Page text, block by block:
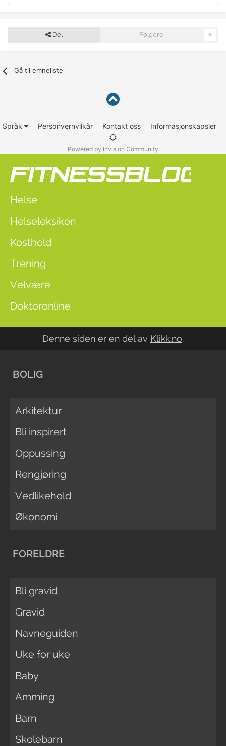
Del Følgere 0
Gå til emneliste
Språk Personvernvilkår Kontakt oss Informasjonskapsler
Powered by Invision Community
Helse
Helseleksikon
Kosthold
Trening
Velvære
Doktoronline
Denne siden er en del av Klikk.no.
BOLIG
Arkitektur
Bli inspirert
Oppussing
Rengjøring
Vedlikehold
Økonomi
FORELDRE
Bli gravid
Gravid
Navneguiden
Uke for uke
Baby
Amming
Barn
Skolebarn